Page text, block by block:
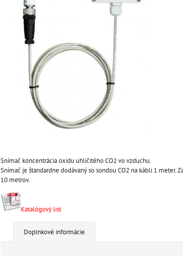
Snímač koncentrácia oxidu uhličitého CO2 vo vzduchu.
Snímač je štandardne dodávaný so sondou CO2 na kábli 1
10 metrov.
Katalógový list
Doplnkové informácie